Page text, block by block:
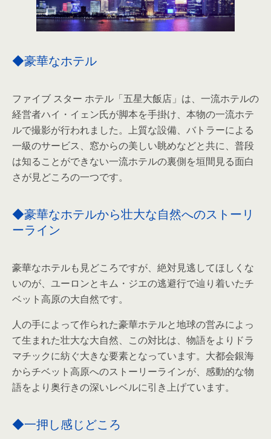
◆豪華なホテル
ファイブ スター ホテル「五星大飯店」は、一流ホテルの
経営者ハイ・イェン氏が脚本を手掛け、本物の一流ホテ
ルで撮影が行われました。上質な設備、バトラーによる
一級のサービス、窓からの美しい眺めなどと共に、普段
は知ることができない一流ホテルの裏側を垣間見る面白
さが見どころの一つです。
◆豪華なホテルから壮大な自然へのストーリ
ーライン
豪華なホテルも見どころですが、絶対見逃してほしくな
いのが、ユーロンとキム・ジエの逃避行で辿り着いたチ
ベット高原の大自然です。
人の手によって作られた豪華ホテルと地球の営みによっ
て生まれた壮大な大自然、この対比は、物語をよりドラ
マチックに紡ぐ大きな要素となっています。大都会銀海
からチベット高原へのストーリーラインが、感動的な物
語をより奥行きの深いレベルに引き上げています。
◆一押し感じどころ